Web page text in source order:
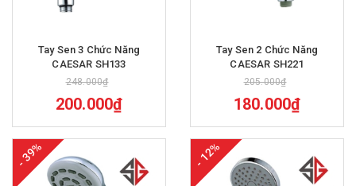
Tay Sen 3 Chức Năng
CAESAR SH133
248.000₫
200.000₫
Tay Sen 2 Chức Năng
CAESAR SH221
205.000₫
180.000₫
- 39% - 12%